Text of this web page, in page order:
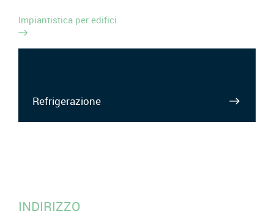
Impiantistica per edifici
Refrigerazione
INDIRIZZO